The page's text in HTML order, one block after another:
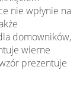
nie wpłynie na
domowników,
wierne
prezentuje